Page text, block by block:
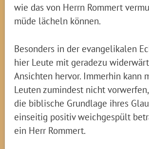
wie das von Herrn Rommert
müde lächeln können.
Besonders in der evangelikalen
hier Leute mit geradezu
Ansichten hervor. Immerhin kann
Leuten zumindest nicht
die biblische Grundlage ihres
einseitig positiv weichgespült
ein Herr Rommert.